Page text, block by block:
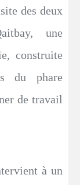
des deux
une
construite
du phare
de travail
à un